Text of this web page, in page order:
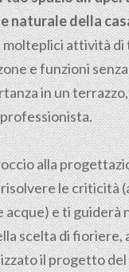
naturale della
molteplici attività di
e funzioni
in un
alla
le criticità
acque) e ti guiderà
scelta di fioriere,
il progetto